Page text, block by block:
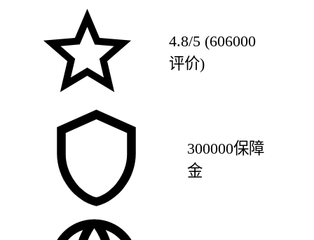
4.8/5 (606000
评价)
300000保障
金